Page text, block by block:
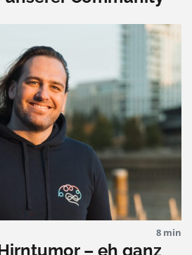
8 min
– eh ganz